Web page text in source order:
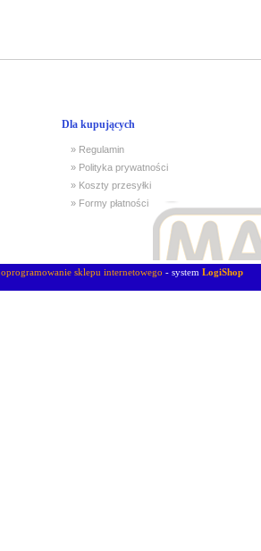
Dla kupujących
» Regulamin
» Polityka prywatności
» Koszty przesyłki
» Formy płatności
oprogramowanie sklepu internetowego - system LogiShop